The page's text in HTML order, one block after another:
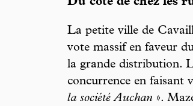
Du côté de chez les
La petite ville de
vote massif en faveur
la grande distribution.
concurrence en faisant
la société Auchan ».